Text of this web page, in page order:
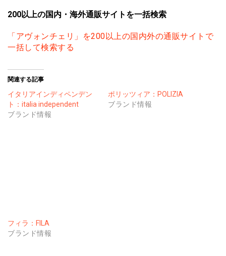
200以上の国内・海外通販サイトを一括検索
「アヴォンチェリ」を200以上の国内外の通販サイトで
一括して検索する
関連する記事
イタリアインディペンデン
ト：italia independent
ブランド情報
ポリッツィア：POLIZIA
ブランド情報
フィラ：FILA
ブランド情報